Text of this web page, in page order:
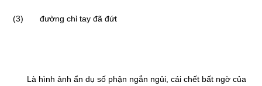
(3) đường chỉ tay đã đứt
Là hình ảnh ẩn dụ số phận ngắn ngủi, cái chết bất ngờ của